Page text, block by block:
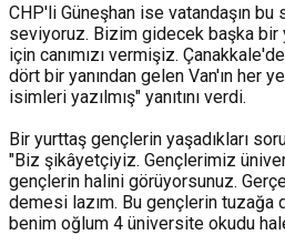
CHP'li Güneşhan ise vatandaşın
seviyoruz. Bizim gidecek başka
için canımızı vermişiz.
dört bir yanından gelen Van'ın her
isimleri yazılmış" yanıtını verdi.
Bir yurttaş gençlerin yaşadıkları
"Biz şikâyetçiyiz. Gençlerimiz
gençlerin halini görüyorsunuz.
demesi lazım. Bu gençlerin tuzağa
benim oğlum 4 üniversite okudu